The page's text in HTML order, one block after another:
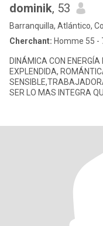
dominik, 53
Barranquilla, Atlántico,
Cherchant: Homme 55 -
DINÁMICA CON
EXPLENDIDA,
SER LO MAS INTEGRA QUE PUEDO, DESEO